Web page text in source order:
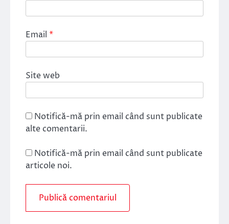
Email *
Site web
Notifică-mă prin email când sunt publicate
alte comentarii.
Notifică-mă prin email când sunt publicate
articole noi.